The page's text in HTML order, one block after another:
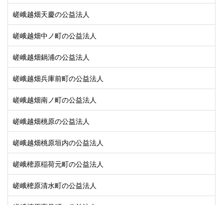
嵯峨越畑天慶の公益法人
嵯峨越畑中ノ町の公益法人
嵯峨越畑鍋浦の公益法人
嵯峨越畑兵庫前町の公益法人
嵯峨越畑南ノ町の公益法人
嵯峨越畑桃原の公益法人
嵯峨越畑桃原垣内の公益法人
嵯峨樒原稲荷元町の公益法人
嵯峨樒原清水町の公益法人